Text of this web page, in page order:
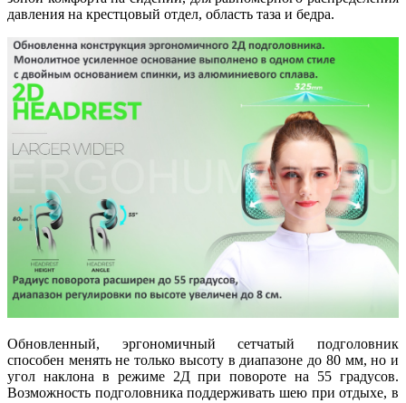
давления на крестцовый отдел, область таза и бедра.
Обновленный, эргономичный сетчатый подголовник
способен менять не только высоту в диапазоне до 80 мм, но и
угол наклона в режиме 2Д при повороте на 55 градусов.
Возможность подголовника поддерживать шею при отдыхе, в